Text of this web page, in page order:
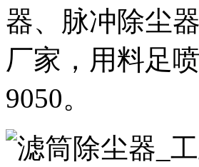
器、脉冲除尘
厂家，用料足
9050。